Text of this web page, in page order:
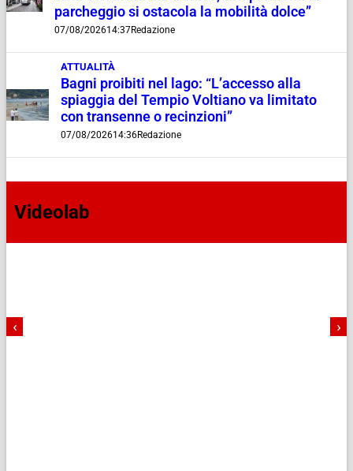
parcheggio si ostacola la mobilità dolce”
07/08/202614:37Redazione
ATTUALITÀ
Bagni proibiti nel lago: “L’accesso alla
spiaggia del Tempio Voltiano va limitato
con transenne o recinzioni”
07/08/202614:36Redazione
Videolab
‹ ›